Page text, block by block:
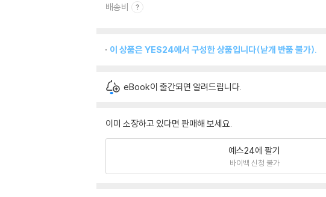
배송비
이 상품은 YES24에서 구성한 상품입니다(낱개 반품 불가).
eBook이 출간되면 알려드립니다.
이미 소장하고 있다면 판매해 보세요.
예스24에 팔기
바이백 신청 불가